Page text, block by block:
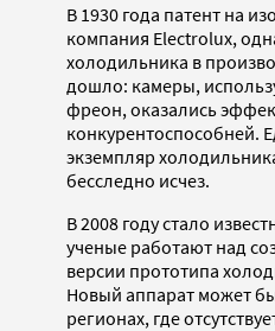
В 1930 года патент на
компания Electrolux,
холодильника в
дошло: камеры,
фреон, оказались
конкурентоспособней.
экземпляр
бесследно исчез.
В 2008 году стало
ученые работают над
версии прототипа
Новый аппарат может
регионах, где